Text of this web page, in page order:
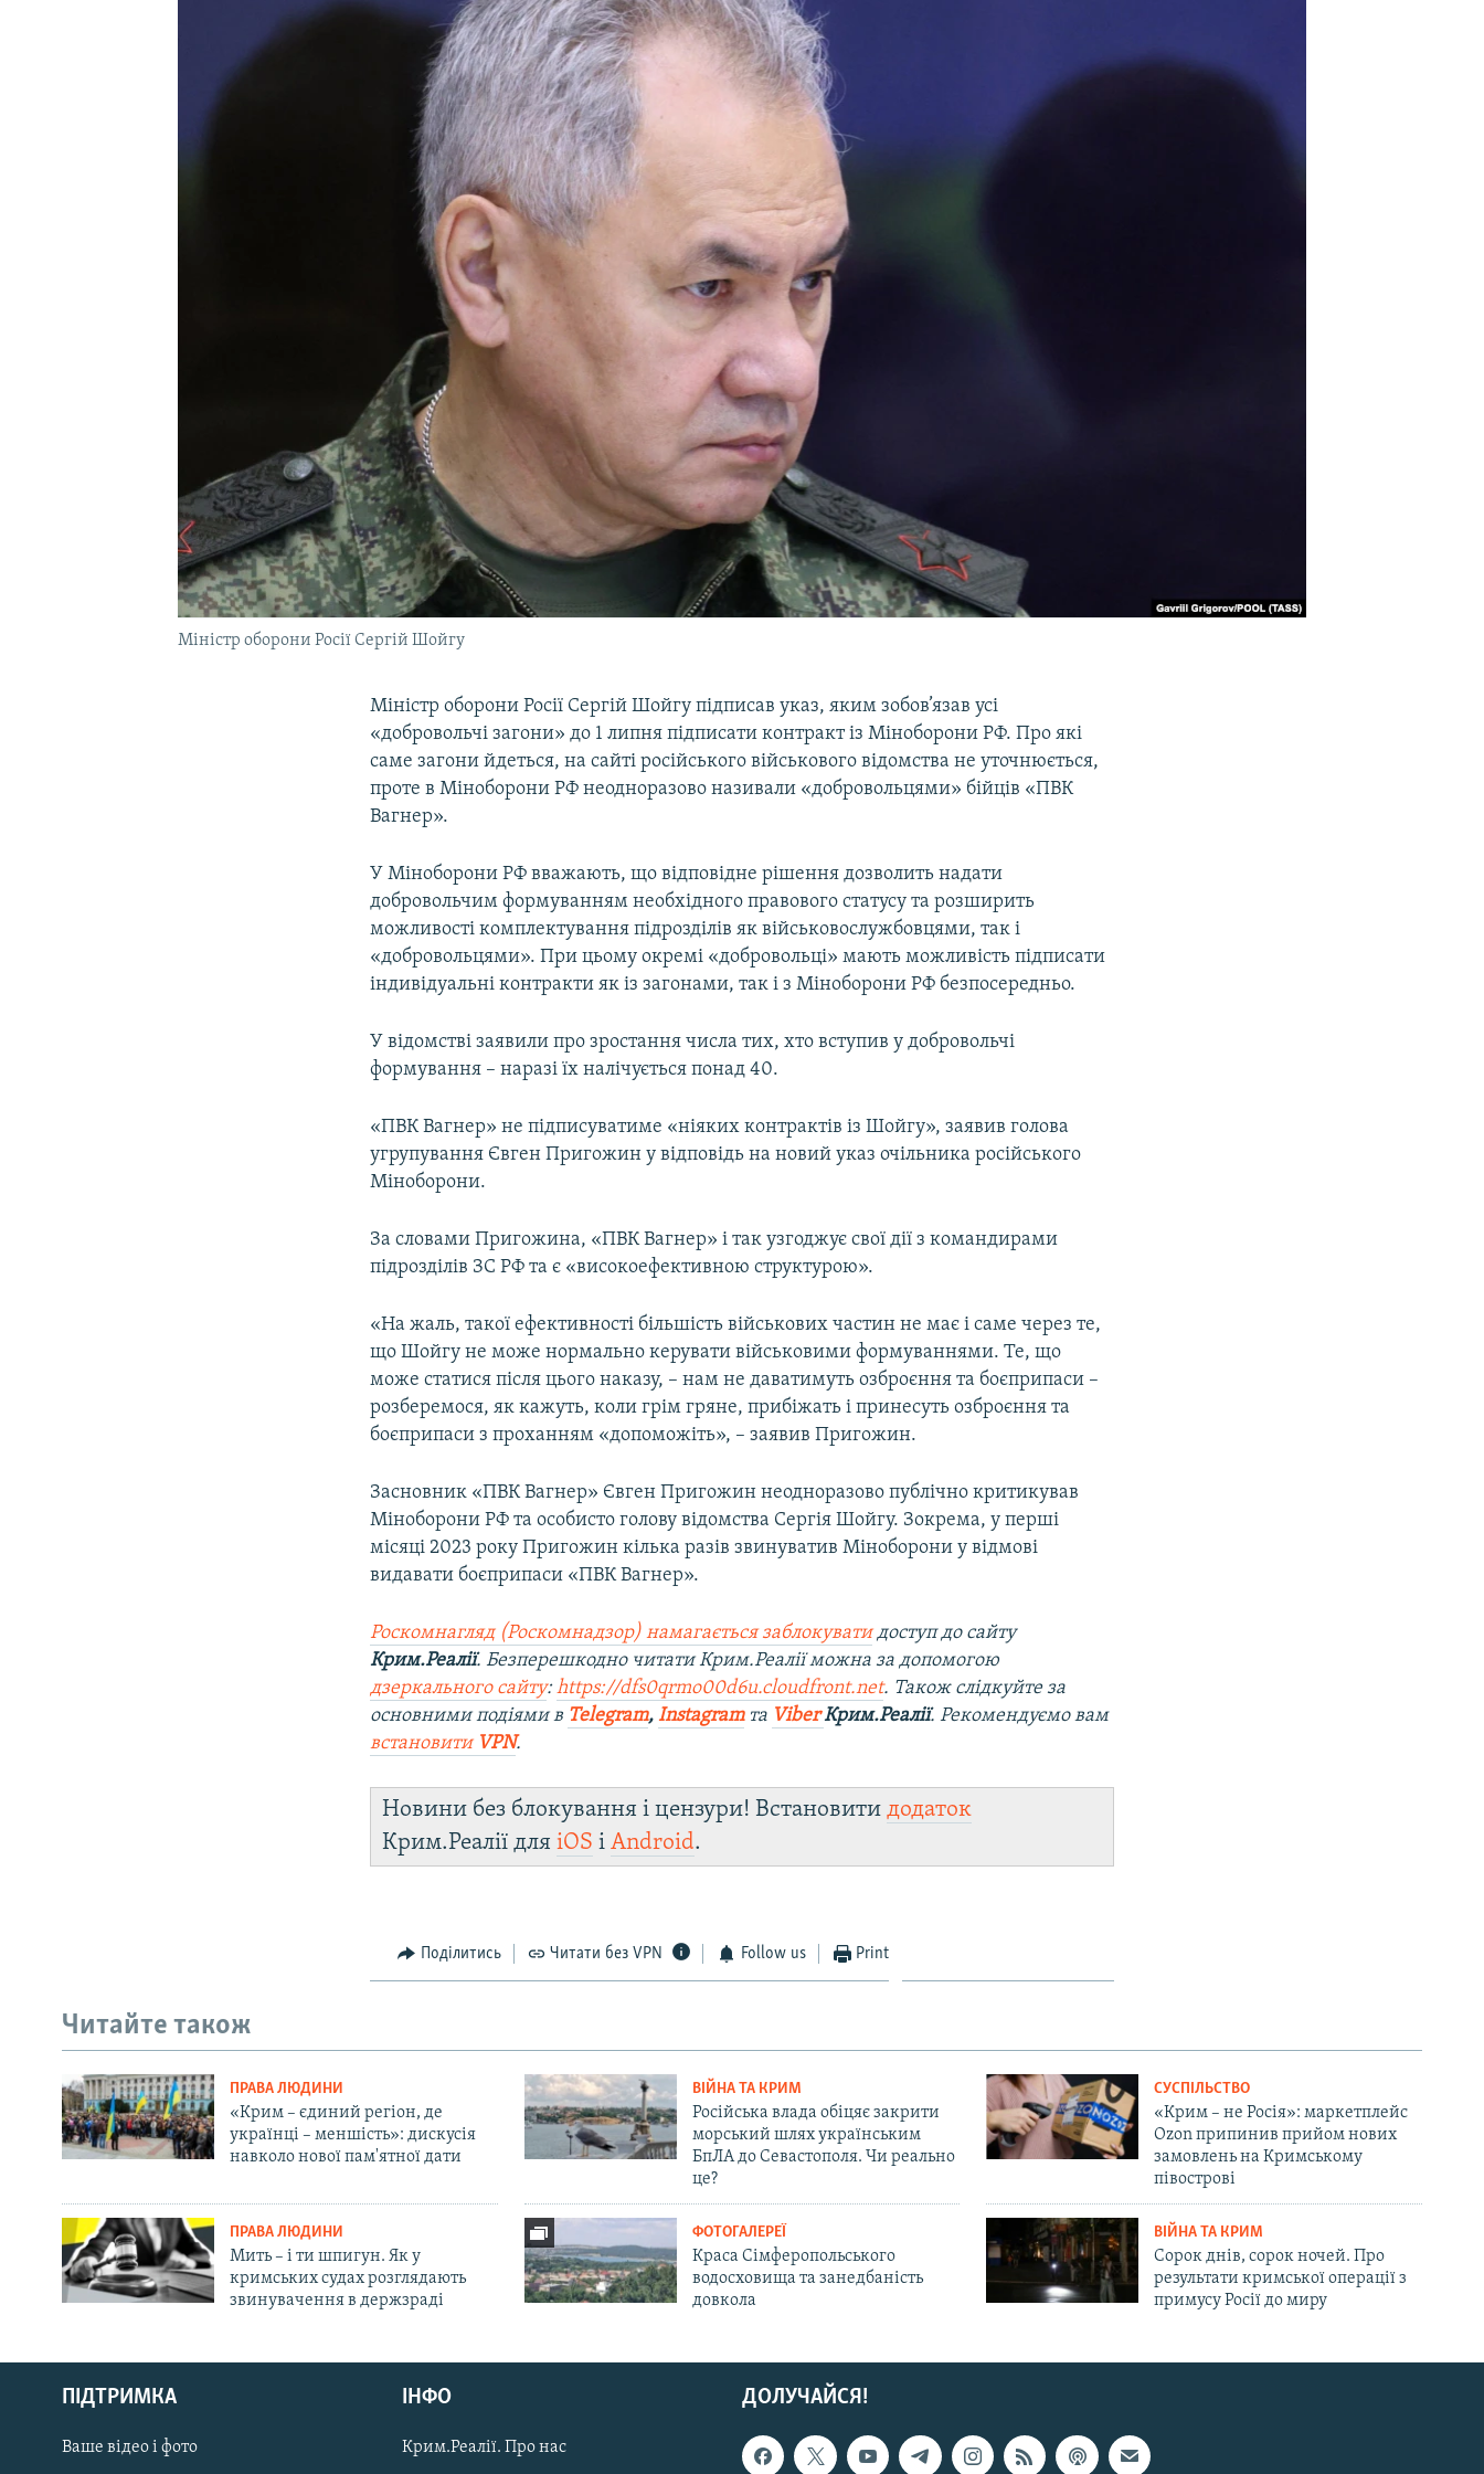
УКРАЇНСЬКА ПРОБЛЕМА КРИМУ
Русский
Qırımtatar
ДОЛУЧАЙСЯ!
Міністр оборони Росії Сергій Шойгу
Міністр оборони Росії Сергій Шойгу підписав указ, яким зобов’язав усі
«добровольчі загони» до 1 липня підписати контракт із Міноборони РФ. Про які
саме загони йдеться, на сайті російського військового відомства не уточнюється,
проте в Міноборони РФ неодноразово називали «добровольцями» бійців «ПВК
Вагнер».
У Міноборони РФ вважають, що відповідне рішення дозволить надати
добровольчим формуванням необхідного правового статусу та розширить
можливості комплектування підрозділів як військовослужбовцями, так і
«добровольцями». При цьому окремі «добровольці» мають можливість підписати
індивідуальні контракти як із загонами, так і з Міноборони РФ безпосередньо.
У відомстві заявили про зростання числа тих, хто вступив у добровольчі
формування – наразі їх налічується понад 40.
«ПВК Вагнер» не підписуватиме «ніяких контрактів із Шойгу», заявив голова
угрупування Євген Пригожин у відповідь на новий указ очільника російського
Міноборони.
За словами Пригожина, «ПВК Вагнер» і так узгоджує свої дії з командирами
підрозділів ЗС РФ та є «високоефективною структурою».
«На жаль, такої ефективності більшість військових частин не має і саме через те,
що Шойгу не може нормально керувати військовими формуваннями. Те, що
може статися після цього наказу, – нам не даватимуть озброєння та боєприпаси –
розберемося, як кажуть, коли грім гряне, прибіжать і принесуть озброєння та
боєприпаси з проханням «допоможіть», – заявив Пригожин.
Засновник «ПВК Вагнер» Євген Пригожин неодноразово публічно критикував
Міноборони РФ та особисто голову відомства Сергія Шойгу. Зокрема, у перші
місяці 2023 року Пригожин кілька разів звинуватив Міноборони у відмові
видавати боєприпаси «ПВК Вагнер».
Роскомнагляд (Роскомнадзор) намагається заблокуватидоступ до сайту
Крим.Реалії. Безперешкодно читати Крим.Реалії можна за допомогою
дзеркального сайту:https://dfs0qrmo00d6u.cloudfront.net. Також слідкуйте за
основними подіями в Telegram,Instagramта ViberКрим.Реалії. Рекомендуємо вам
встановити VPN.
Новини без блокування і цензури! Встановитидодаток
Крим.Реалії дляiOS іAndroid.
Поділитись Читати без VPN Follow us Print
Читайте також
ПРАВА ЛЮДИНИ
«Крим – єдиний регіон, де
українці – меншість»: дискусія
навколо нової пам'ятної дати
ВІЙНА ТА КРИМ
Російська влада обіцяє закрити
морський шлях українським
БпЛА до Севастополя. Чи реально
це?
СУСПІЛЬСТВО
«Крим – не Росія»: маркетплейс
Ozon припинив прийом нових
замовлень на Кримському
півострові
ПРАВА ЛЮДИНИ
Мить – і ти шпигун. Як у
кримських судах розглядають
звинувачення в держзраді
ФОТОГАЛЕРЕЇ
Краса Сімферопольського
водосховища та занедбаність
довкола
ВІЙНА ТА КРИМ
Сорок днів, сорок ночей. Про
результати кримської операції з
примусу Росії до миру
ДОЛУЧАЙСЯ!
ПІДТРИМКА
Ваше відео і фото
ІНФО
Крим.Реалії. Про нас